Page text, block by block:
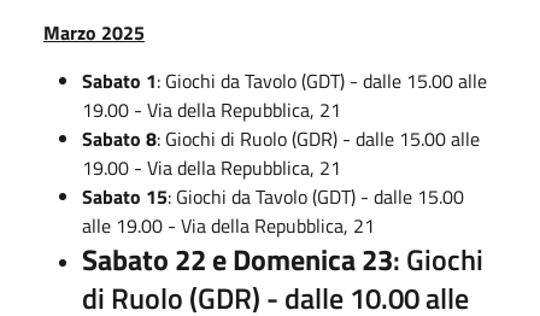
Marzo 2025
Sabato 1: Giochi da Tavolo (GDT) - dalle 15.00 alle
19.00 - Via della Repubblica, 21
Sabato 8: Giochi di Ruolo (GDR) - dalle 15.00 alle
19.00 - Via della Repubblica, 21
Sabato 15: Giochi da Tavolo (GDT) - dalle 15.00
alle 19.00 - Via della Repubblica, 21
Sabato 22 e Domenica 23: Giochi
di Ruolo (GDR) - dalle 10.00 alle